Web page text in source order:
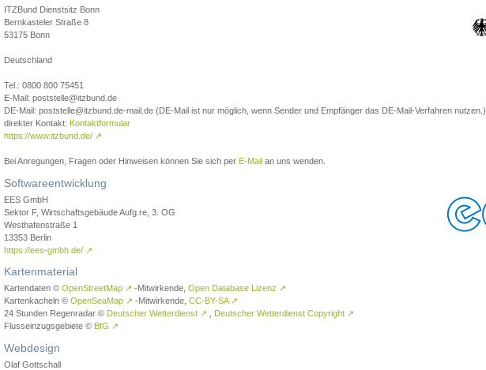
ITZBund Dienstsitz Bonn
Bernkasteler Straße 8
53175 Bonn
Deutschland
Tel.: 0800 800 75451
E-Mail: poststelle@itzbund.de
DE-Mail: poststelle@itzbund.de-mail.de (DE-Mail ist nur möglich, wenn Sender und Empfänger das DE-Mail-Verfahren nutzen.)
direkter Kontakt: Kontaktformular
https://www.itzbund.de/ ↗
Bei Anregungen, Fragen oder Hinweisen können Sie sich per E-Mail an uns wenden.
Softwareentwicklung
EES GmbH
Sektor F, Wirtschaftsgebäude Aufg.re, 3. OG
Westhafenstraße 1
13353 Berlin
https://ees-gmbh.de/ ↗
Kartenmaterial
Kartendaten © OpenStreetMap ↗ -Mitwirkende, Open Database Lizenz ↗
Kartenkacheln © OpenSeaMap ↗ -Mitwirkende, CC-BY-SA ↗
24 Stunden Regenradar © Deutscher Wetterdienst ↗ Deutscher Wetterdienst Copyright ↗
Flusseinzugsgebiete © BfG ↗
Webdesign
Olaf Gottschall